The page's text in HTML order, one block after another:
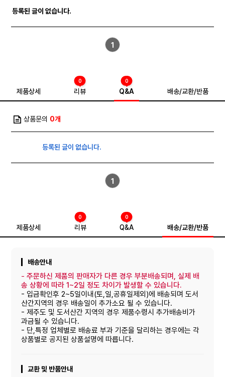
등록된 글이 없습니다.
1
제품상세 리뷰
0
Q&A
0
배송/교환/반품
상품문의 0개
등록된 글이 없습니다.
1
제품상세 리뷰
0
Q&A
0
배송/교환/반품
배송안내
-주문하신 제품의 판매자가 다른 경우 부분배송되며, 실제 배
송 상황에 따라 1~2일 정도 차이가 발생할 수 있습니다.
- 입금확인후 2~5일이내(토,일,공휴일제외)에 배송되며 도서
산간지역의 경우 배송일이 추가소요 될 수 있습니다.
- 제주도 및 도서산간 지역의 경우 제품수령시 추가배송비가
과금될 수 있습니다.
- 단,특정 업체별로 배송료 부과 기준을 달리하는 경우에는 각
상품별로 공지된 상품설명에 따릅니다.
교환 및 반품안내